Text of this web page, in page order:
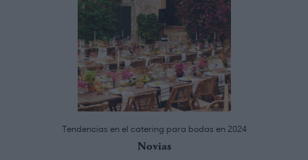
Tendencias en el catering para bodas en 2024
Novias